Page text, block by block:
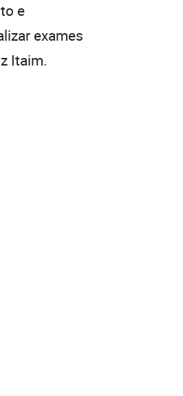
e
exames
Itaim.